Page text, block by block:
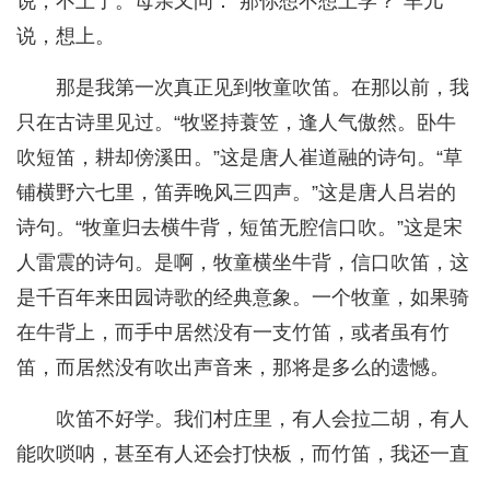
说，想上。
那是我第一次真正见到牧童吹笛。在那以前，我
只在古诗里见过。“牧竖持蓑笠，逢人气傲然。卧牛
吹短笛，耕却傍溪田。”这是唐人崔道融的诗句。“草
铺横野六七里，笛弄晚风三四声。”这是唐人吕岩的
诗句。“牧童归去横牛背，短笛无腔信口吹。”这是宋
人雷震的诗句。是啊，牧童横坐牛背，信口吹笛，这
是千百年来田园诗歌的经典意象。一个牧童，如果骑
在牛背上，而手中居然没有一支竹笛，或者虽有竹
笛，而居然没有吹出声音来，那将是多么的遗憾。
吹笛不好学。我们村庄里，有人会拉二胡，有人
能吹唢呐，甚至有人还会打快板，而竹笛，我还一直